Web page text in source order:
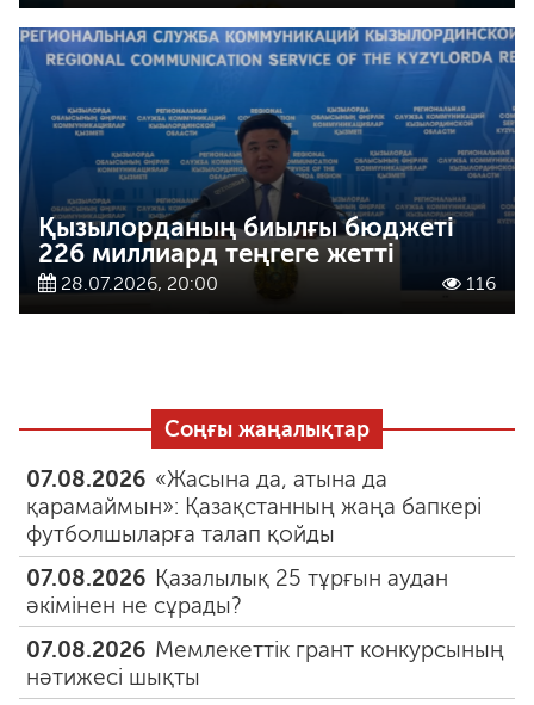
Қызылорданың биылғы бюджеті
226 миллиард теңгеге жетті
28.07.2026, 20:00 116
Соңғы жаңалықтар
07.08.2026 «Жасына да, атына да
қарамаймын»: Қазақстанның жаңа бапкері
футболшыларға талап қойды
07.08.2026 Қазалылық 25 тұрғын аудан
әкімінен не сұрады?
07.08.2026 Мемлекеттік грант конкурсының
нәтижесі шықты